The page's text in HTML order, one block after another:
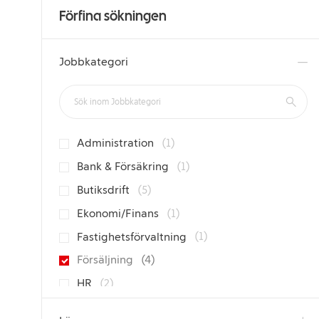
Förfina sökningen
Jobbkategori
Administration (1)
Bank & Försäkring
(1)
Butiksdrift
(5)
Ekonomi/Finans
(1)
Fastighetsförvaltning
(1)
Försäljning
(4)
HR
(2)